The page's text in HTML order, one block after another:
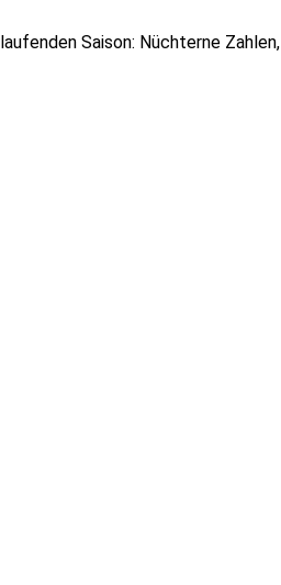
Saison: Nüchterne